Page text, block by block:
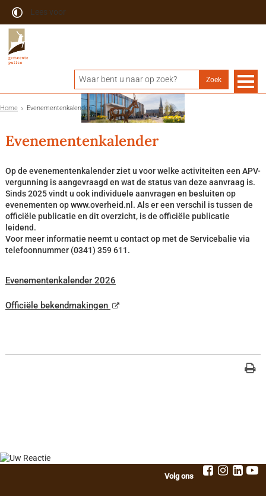
Lees voor
Home Evenementenkalender
Evenementenkalender
Op de evenementenkalender ziet u voor welke activiteiten een APV-
vergunning is aangevraagd en wat de status van deze aanvraag is.
Sinds 2025 vindt u ook individuele aanvragen en besluiten op
evenementen op www.overheid.nl. Als er een verschil is tussen de
officiële publicatie en dit overzicht, is de officiële publicatie
leidend.
Voor meer informatie neemt u contact op met de Servicebalie via
telefoonnummer (0341) 359 611.
Evenementenkalender 2026
Officiële bekendmakingen
Volg ons